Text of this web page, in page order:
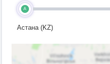
A
Астана (KZ)